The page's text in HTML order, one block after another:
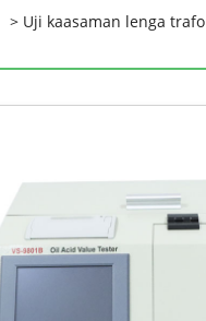
> Uji kaasaman lenga trafo